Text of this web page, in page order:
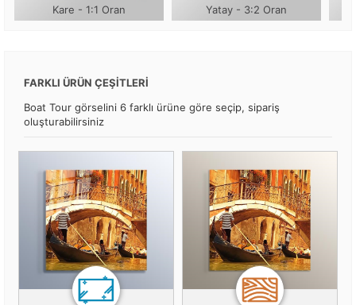
Kare - 1:1 Oran Yatay - 3:2 Oran
FARKLI ÜRÜN ÇEŞİTLERİ
Boat Tour görselini 6 farklı ürüne göre seçip, sipariş
oluşturabilirsiniz